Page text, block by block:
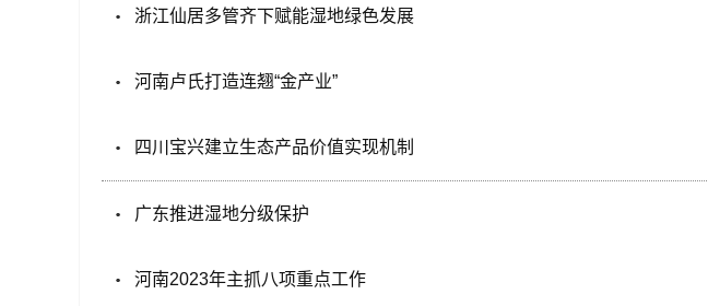
浙江仙居多管齐下赋能湿地绿色发展
河南卢氏打造连翘“金产业”
四川宝兴建立生态产品价值实现机制
广东推进湿地分级保护
河南2023年主抓八项重点工作